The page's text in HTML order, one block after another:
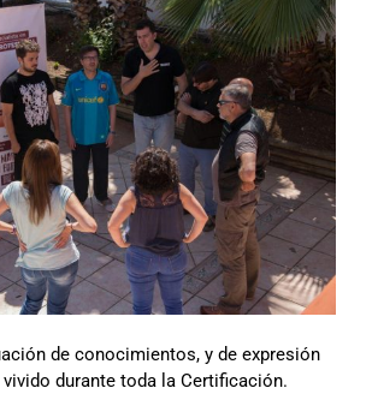
de conocimientos, y de expresión
durante toda la Certificación.